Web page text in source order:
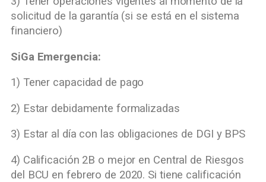
solicitud de la garantía (si se está en el sistema
financiero)
SiGa Emergencia:
1) Tener capacidad de pago
2) Estar debidamente formalizadas
3) Estar al día con las obligaciones de DGI y BPS
4) Calificación 2B o mejor en Central de Riesgos
del BCU en febrero de 2020. Si tiene calificación